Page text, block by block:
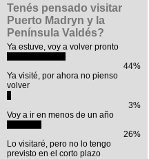
Tenés pensado visitar
Puerto Madryn y la
Península Valdés?
Ya estuve, voy a volver pronto
44%
Ya visité, por ahora no pienso
volver
3%
Voy a ir en menos de un año
26%
Lo visitaré, pero no lo tengo
previsto en el corto plazo